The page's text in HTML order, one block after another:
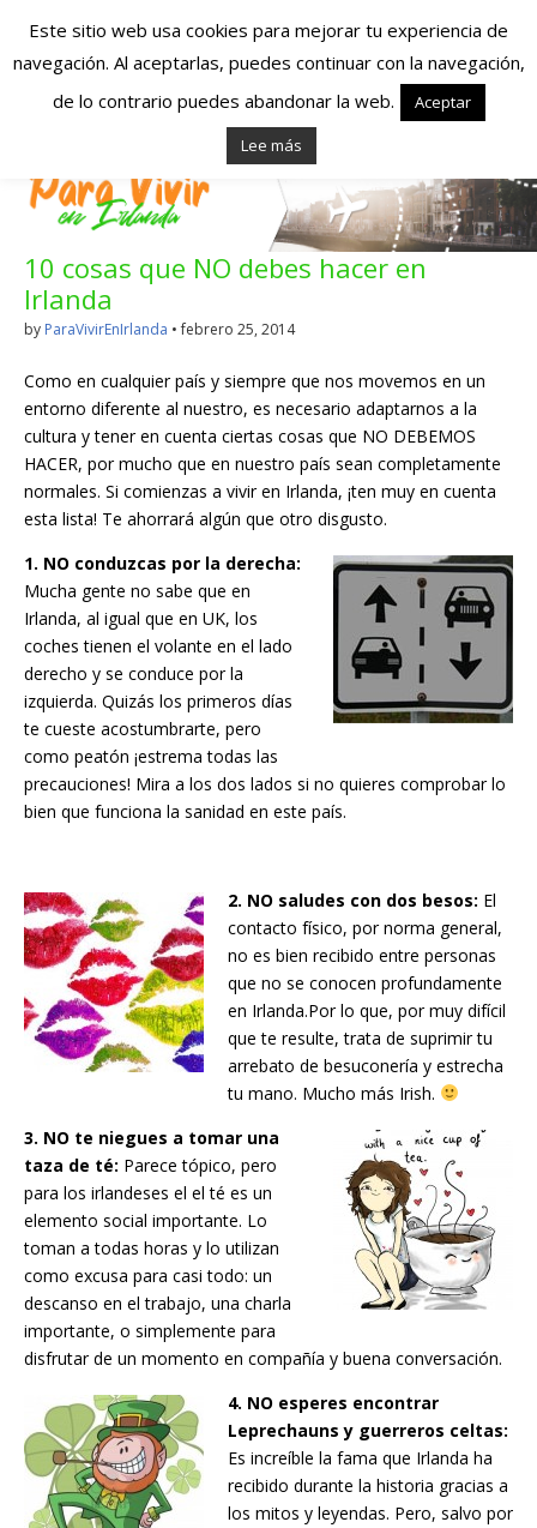
Españoles en
Irlanda – Vivir en
Irlanda – Trabajo
en Irlanda –
Alojamiento en
Irlanda
Blog dedicado a los que viven, estudian y trabajan en
Irlanda!
10 cosas que NO debes hacer en
Irlanda
by ParaVivirEnIrlanda •febrero 25, 2014
Como en cualquier país y siempre que nos movemos en un
entorno diferente al nuestro, es necesario adaptarnos a la
cultura y tener en cuenta ciertas cosas que NO DEBEMOS
HACER, por mucho que en nuestro país sean completamente
normales. Si comienzas a vivir en Irlanda, ¡ten muy en cuenta
esta lista! Te ahorrará algún que otro disgusto.
1. NO conduzcas por la derecha:
Mucha gente no sabe que en
Irlanda, al igual que en UK, los
coches tienen el volante en el lado
derecho y se conduce por la
izquierda. Quizás los primeros días
te cueste acostumbrarte, pero
como peatón ¡estrema todas las
precauciones! Mira a los dos lados si no quieres comprobar lo
bien que funciona la sanidad en este país.
2. NO saludes con dos besos: El
contacto físico, por norma general,
no es bien recibido entre personas
que no se conocen profundamente
en Irlanda.Por lo que, por muy difícil
que te resulte, trata de suprimir tu
arrebato de besuconería y estrecha
tu mano. Mucho más Irish.
3. NO te niegues a tomar una
taza de té: Parece tópico, pero
para los irlandeses el el té es un
elemento social importante. Lo
toman a todas horas y lo utilizan
como excusa para casi todo: un
descanso en el trabajo, una charla
importante, o simplemente para
disfrutar de un momento en compañía y buena conversación.
4. NO esperes encontrar
Leprechauns y guerreros celtas:
Es increíble la fama que Irlanda ha
recibido durante la historia gracias a
los mitos y leyendas. Pero, salvo por
Este sitio web usa cookies para mejorar tu experiencia de
navegación. Al aceptarlas, puedes continuar con la navegación,
de lo contrario puedes abandonar la web.
Aceptar
Lee más